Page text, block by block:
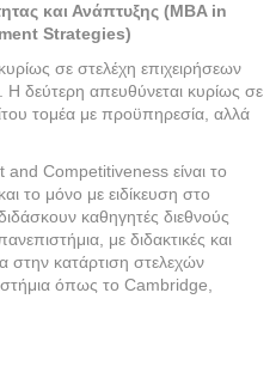
και Ανάπτυξης (MBA in
Strategies)
σε στελέχη επιχειρήσεων
δεύτερη απευθύνεται κυρίως σε
τομέα με προϋπηρεσία, αλλά
Competitiveness είναι το
το μόνο με ειδίκευση στο
καθηγητές διεθνούς
με διδακτικές και
στην κατάρτιση στελεχών
όπως το Cambridge,